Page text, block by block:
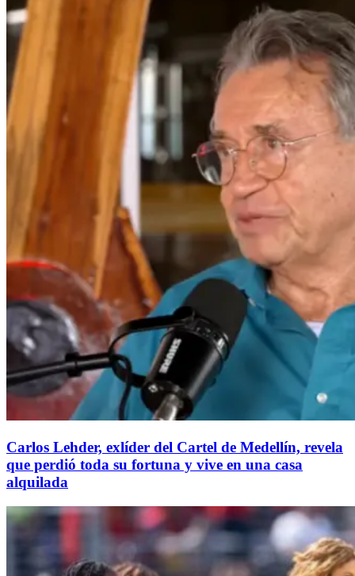
Carlos Lehder, exlíder del Cartel de Medellín, revela
que perdió toda su fortuna y vive en una casa
alquilada